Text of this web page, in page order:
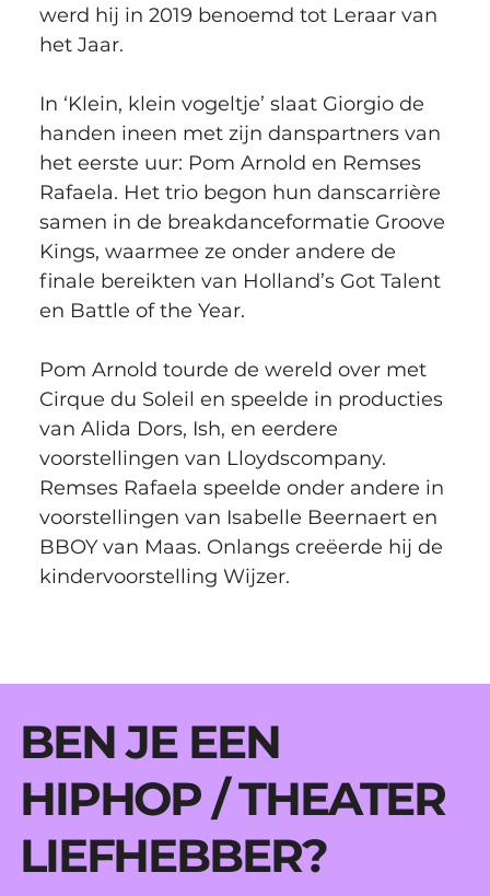
werd hij in 2019 benoemd tot Leraar van
het Jaar.
In ‘Klein, klein vogeltje’ slaat Giorgio de
handen ineen met zijn danspartners van
het eerste uur: Pom Arnold en Remses
Rafaela. Het trio begon hun danscarrière
samen in de breakdanceformatie Groove
Kings, waarmee ze onder andere de
finale bereikten van Holland’s Got Talent
en Battle of the Year.
Pom Arnold tourde de wereld over met
Cirque du Soleil en speelde in producties
van Alida Dors, Ish, en eerdere
voorstellingen van Lloydscompany.
Remses Rafaela speelde onder andere in
voorstellingen van Isabelle Beernaert en
BBOY van Maas. Onlangs creëerde hij de
kindervoorstelling Wijzer.
BEN JE EEN
HIPHOP / THEATER
LIEFHEBBER?